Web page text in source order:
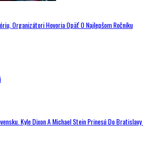
Organizátori Hovoria Opäť O Najlepšom Ročníku
Kyle Dixon A Michael Stein Prinesú Do